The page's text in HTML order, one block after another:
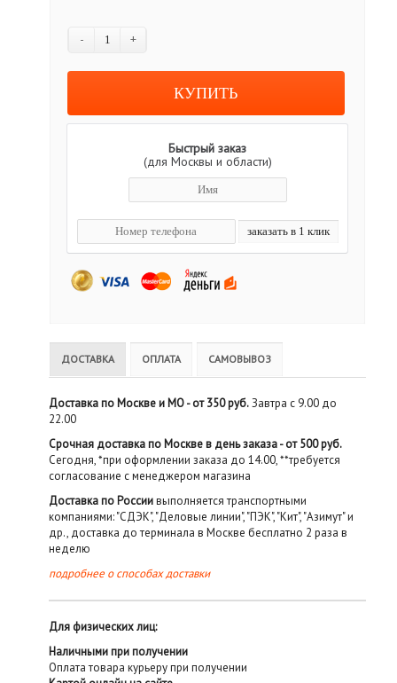
- +
Быстрый заказ
(для Москвы и области)
ДОСТАВКА ОПЛАТА САМОВЫВОЗ
Доставка по Москве и МО - от 350 руб.Завтра с 9.00 до
22.00
Срочная доставка по Москве в день заказа - от 500 руб.
Сегодня, *при оформлении заказа до 14.00, **требуется
согласование с менеджером магазина
Доставка по Россиивыполняется транспортными
компаниями: "СДЭК", "Деловые линии", "ПЭК", "Кит", "Азимут" и
др., доставка до терминала в Москве бесплатно 2 раза в
неделю
подробнее о способах доставки
Для физических лиц:
Наличными при получении
Оплата товара курьеру при получении